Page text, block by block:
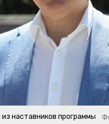
наставников программы